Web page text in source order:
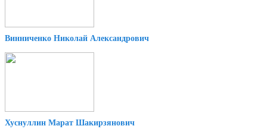
Винниченко Николай Александрович
Хуснуллин Марат Шакирзянович